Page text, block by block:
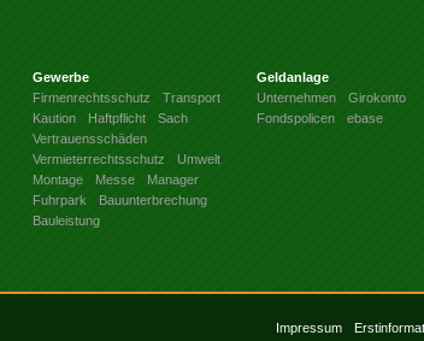
Gewerbe
Firmenrechtsschutz
Transport
Kaution
Haftpflicht
Sach
Vertrauensschäden
Vermieterrechtsschutz
Umwelt
Montage
Messe
Manager
Fuhrpark
Bauunterbrechung
Bauleistung
Geldanlage
Unternehmen
Girokonto
Fondspolicen
ebase
Impressum